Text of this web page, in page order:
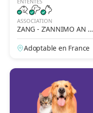
ASSOCIATION
ZANG - Z'ANNIMO AN N
OU GWADLOUP'
Adoptable en France